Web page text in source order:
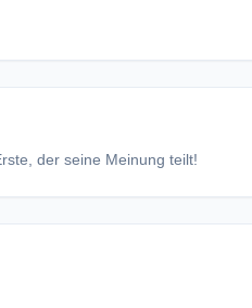
der seine Meinung teilt!